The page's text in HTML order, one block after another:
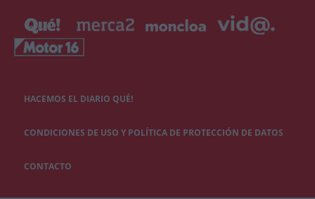
HACEMOS EL DIARIO QUÉ!
CONDICIONES DE USO Y POLÍTICA DE PROTECCIÓN DE DATOS
CONTACTO